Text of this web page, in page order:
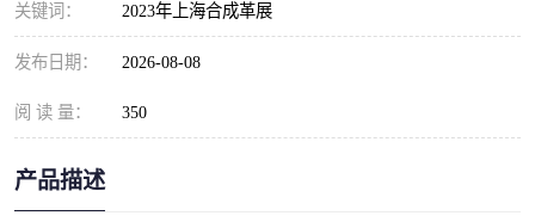
关键词： 2023年上海合成革展
发布日期： 2026-08-08
阅 读 量： 350
产品描述